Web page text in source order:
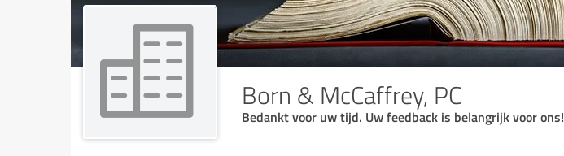
Born & McCaffrey, PC
Bedankt voor uw tijd. Uw feedback is belangrijk voor ons!